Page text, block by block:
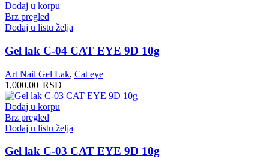
Dodaj u korpu
Brz pregled
Dodaj u listu želja
Gel lak C-04 CAT EYE 9D 10g
Art Nail Gel Lak, Cat eye
1,000.00 RSD
Dodaj u korpu
Brz pregled
Dodaj u listu želja
Gel lak C-03 CAT EYE 9D 10g